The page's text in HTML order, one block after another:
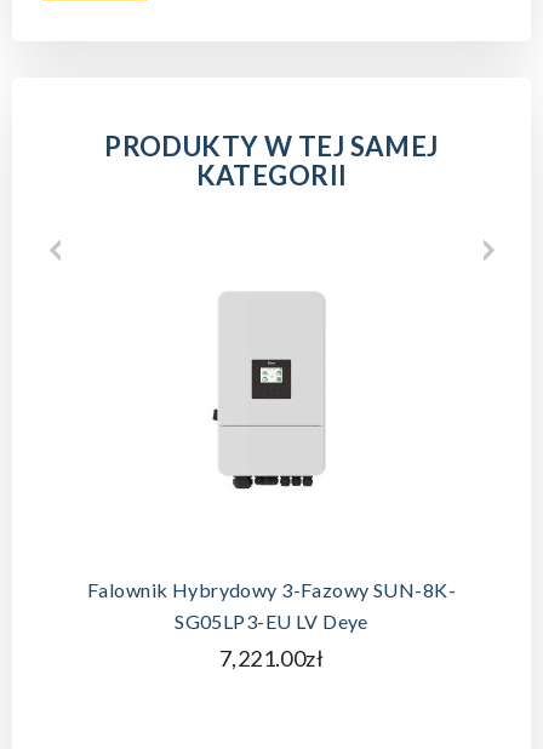
PRODUKTY W TEJ SAMEJ
KATEGORII
Falownik Hybrydowy 3-Fazowy SUN-8K-
SG05LP3-EU LV Deye
7,221.00zł